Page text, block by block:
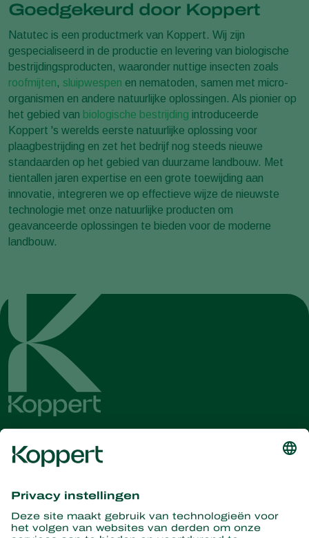
Goedgekeurd door Koppert
Natutec is een productmerk van Koppert. Wij zijn
gespecialiseerd in de productie en levering van biologische
bestrijdingsproducten, waaronder nuttige insecten zoals
roofmijten, sluipwespen en nematoden, samen met micro-
organismen en andere natuurlijke oplossingen. Als pionier op
het gebied van biologische bestrijding introduceerde
Koppert 's werelds eerste natuurlijke oplossing voor
plaagbestrijding en zet het bedrijf nog steeds nieuwe
standaarden op het gebied van duurzame landbouw. Met
tientallen jaren expertise en een grote toewijding aan
innovatie, integreren we op effectieve wijze de nieuwste
technologie met onze natuurlijke producten om
geavanceerde oplossingen te bieden voor de moderne
landbouw.
Ontvang het laatste nieuws en
informatie
Hier aanmelden